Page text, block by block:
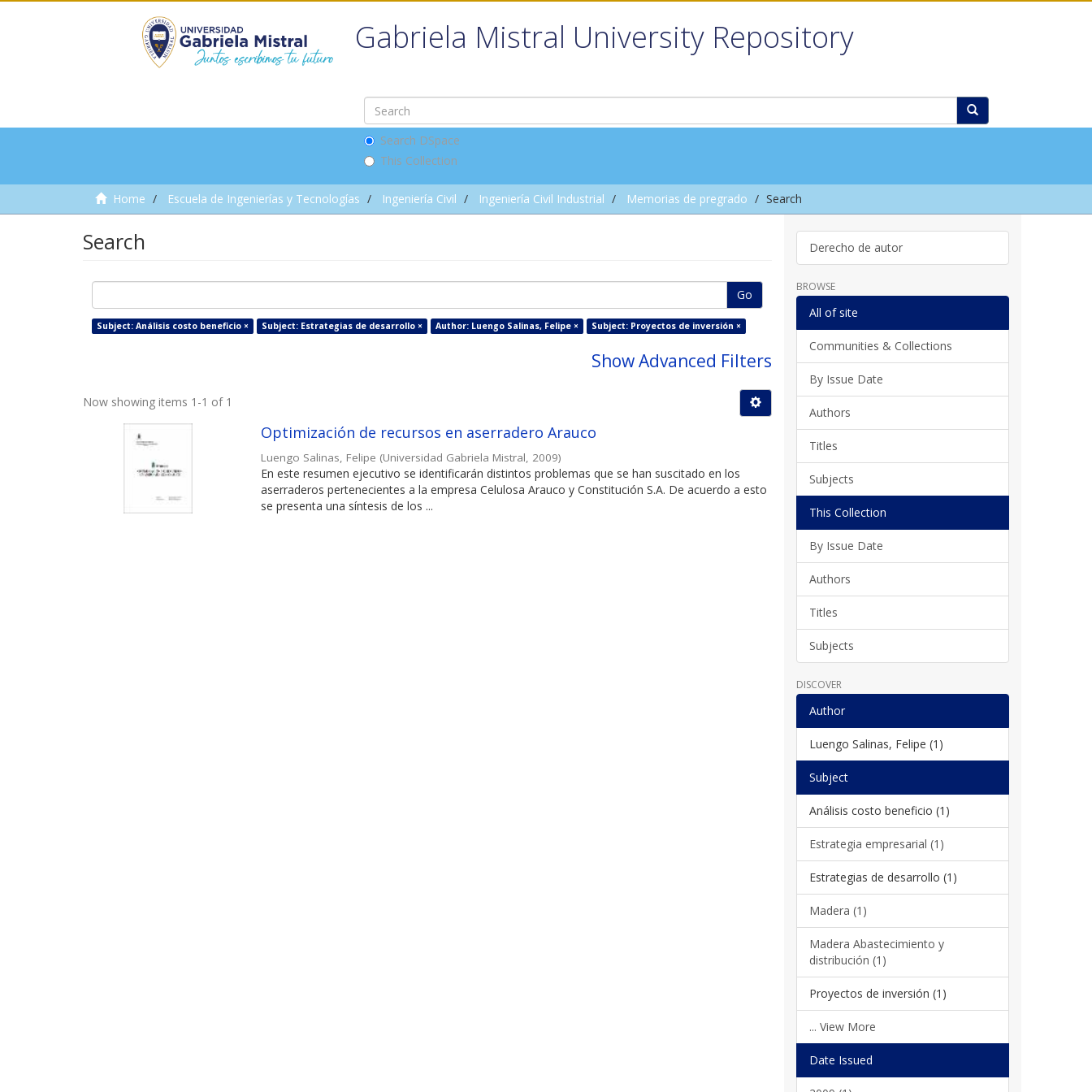
Gabriela Mistral University Repository
Search DSpace
This Collection
Home Escuela de Ingenierías y Tecnologías Ingeniería Civil Ingeniería Civil Industrial Memorias de pregrado Search
Search
Go
Subject: Análisis costo beneficio × Subject: Estrategias de desarrollo × Author: Luengo Salinas, Felipe × Subject: Proyectos de inversión ×
Show Advanced Filters
Now showing items 1-1 of 1
Optimización de recursos en aserradero Arauco
Luengo Salinas, Felipe (Universidad Gabriela Mistral 2009)
En este resumen ejecutivo se identificarán distintos problemas que se han suscitado en los
aserraderos pertenecientes a la empresa Celulosa Arauco y Constitución S.A. De acuerdo a esto
se presenta una síntesis de los ...
Derecho de autor
BROWSE
All of site
Communities & Collections
By Issue Date
Authors
Titles
Subjects
This Collection
By Issue Date
Authors
Titles
Subjects
DISCOVER
Author
Luengo Salinas, Felipe (1)
Subject
Análisis costo beneficio (1)
Estrategia empresarial (1)
Estrategias de desarrollo (1)
Madera (1)
Madera Abastecimiento y
distribución (1)
Proyectos de inversión (1)
... View More
Date Issued